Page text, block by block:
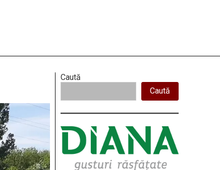
Right
Asides
Caută
Caută